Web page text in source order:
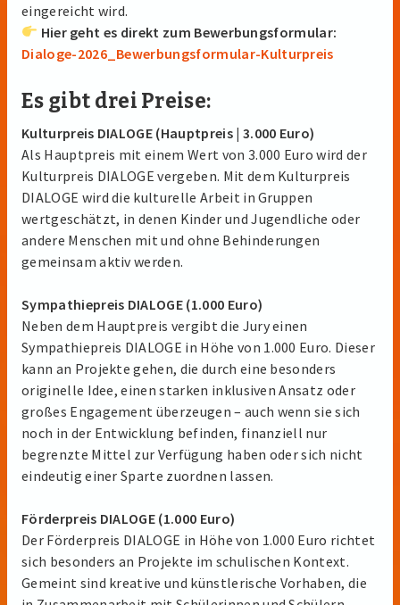
eingereicht wird.
Hier geht es direkt zum Bewerbungsformular:
Dialoge-2026_Bewerbungsformular-Kulturpreis
Es gibt drei Preise:
Kulturpreis DIALOGE (Hauptpreis | 3.000 Euro)
Als Hauptpreis mit einem Wert von 3.000 Euro wird der
Kulturpreis DIALOGE vergeben. Mit dem Kulturpreis
DIALOGE wird die kulturelle Arbeit in Gruppen
wertgeschätzt, in denen Kinder und Jugendliche oder
andere Menschen mit und ohne Behinderungen
gemeinsam aktiv werden.
Sympathiepreis DIALOGE (1.000 Euro)
Neben dem Hauptpreis vergibt die Jury einen
Sympathiepreis DIALOGE in Höhe von 1.000 Euro. Dieser
kann an Projekte gehen, die durch eine besonders
originelle Idee, einen starken inklusiven Ansatz oder
großes Engagement überzeugen – auch wenn sie sich
noch in der Entwicklung befinden, finanziell nur
begrenzte Mittel zur Verfügung haben oder sich nicht
eindeutig einer Sparte zuordnen lassen.
Förderpreis DIALOGE (1.000 Euro)
Der Förderpreis DIALOGE in Höhe von 1.000 Euro richtet
sich besonders an Projekte im schulischen Kontext.
Gemeint sind kreative und künstlerische Vorhaben, die